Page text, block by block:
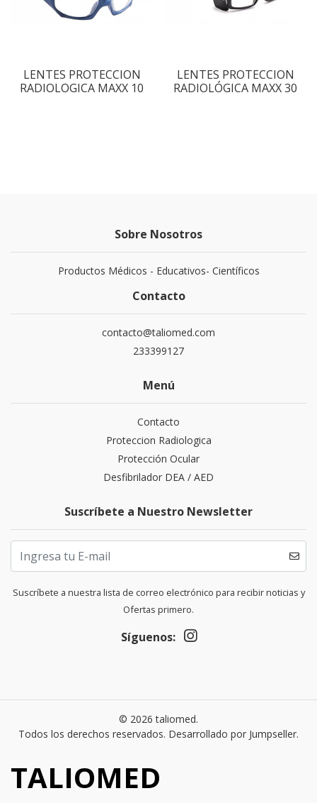
LENTES PROTECCION
RADIOLOGICA MAXX 10
LENTES PROTECCION
RADIOLÓGICA MAXX 30
Sobre Nosotros
Productos Médicos - Educativos- Científicos
Contacto
contacto@taliomed.com
233399127
Menú
Contacto
Proteccion Radiologica
Protección Ocular
Desfibrilador DEA / AED
Suscríbete a Nuestro Newsletter
Suscríbete a nuestra lista de correo electrónico para recibir noticias y
Ofertas primero.
Síguenos:
© 2026 taliomed.
Todos los derechos reservados. Desarrollado por Jumpseller.
TALIOMED